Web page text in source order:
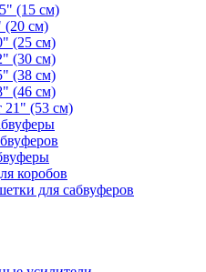
(15 см)
(20 см)
(25 см)
(30 см)
(38 см)
(46 см)
21" (53 см)
коробов
для сабвуферов